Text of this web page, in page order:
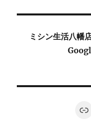
ミシン生活八幡